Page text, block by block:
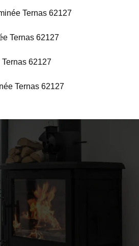
Ternas 62127
Ternas 62127
62127
Ternas 62127